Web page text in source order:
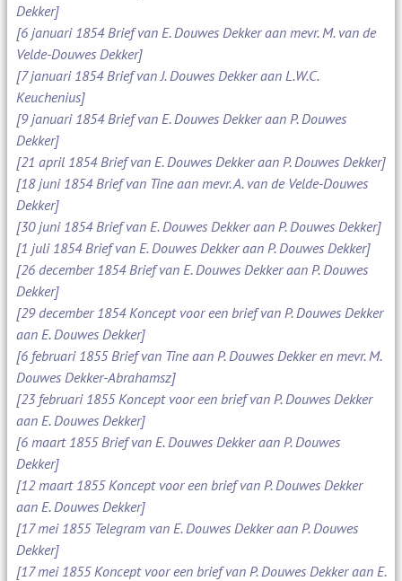
Dekker]
[6 januari 1854 Brief van E. Douwes Dekker aan mevr. M. van de
Velde-Douwes Dekker]
[7 januari 1854 Brief van J. Douwes Dekker aan L.W.C.
Keuchenius]
[9 januari 1854 Brief van E. Douwes Dekker aan P. Douwes
Dekker]
[21 april 1854 Brief van E. Douwes Dekker aan P. Douwes Dekker]
[18 juni 1854 Brief van Tine aan mevr. A. van de Velde-Douwes
Dekker]
[30 juni 1854 Brief van E. Douwes Dekker aan P. Douwes Dekker]
[1 juli 1854 Brief van E. Douwes Dekker aan P. Douwes Dekker]
[26 december 1854 Brief van E. Douwes Dekker aan P. Douwes
Dekker]
[29 december 1854 Koncept voor een brief van P. Douwes Dekker
aan E. Douwes Dekker]
[6 februari 1855 Brief van Tine aan P. Douwes Dekker en mevr. M.
Douwes Dekker-Abrahamsz]
[23 februari 1855 Koncept voor een brief van P. Douwes Dekker
aan E. Douwes Dekker]
[6 maart 1855 Brief van E. Douwes Dekker aan P. Douwes
Dekker]
[12 maart 1855 Koncept voor een brief van P. Douwes Dekker
aan E. Douwes Dekker]
[17 mei 1855 Telegram van E. Douwes Dekker aan P. Douwes
Dekker]
[17 mei 1855 Koncept voor een brief van P. Douwes Dekker aan E.